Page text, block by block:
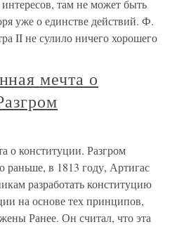
там не может быть
уже о единстве действий. Ф.
II не сулило ничего хорошего
мечта о
о конституции. Разгром
раньше, в 1813 году, Артигас
разработать конституцию
на основе тех принципов,
Ранее. Он считал, что эта